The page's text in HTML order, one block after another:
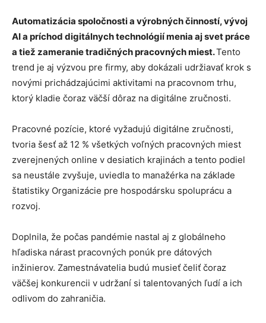
Automatizácia spoločnosti a výrobných činností, vývoj
AI a príchod digitálnych technológií menia aj svet práce
a tiež zameranie tradičných pracovných miest.Tento
trend je aj výzvou pre firmy, aby dokázali udržiavať krok s
novými prichádzajúcimi aktivitami na pracovnom trhu,
ktorý kladie čoraz väčší dôraz na digitálne zručnosti.
Pracovné pozície, ktoré vyžadujú digitálne zručnosti,
tvoria šesť až 12 % všetkých voľných pracovných miest
zverejnených online v desiatich krajinách a tento podiel
sa neustále zvyšuje, uviedla to manažérka na základe
štatistiky Organizácie pre hospodársku spoluprácu a
rozvoj.
Doplnila, že počas pandémie nastal aj z globálneho
hľadiska nárast pracovných ponúk pre dátových
inžinierov. Zamestnávatelia budú musieť čeliť čoraz
väčšej konkurencii v udržaní si talentovaných ľudí a ich
odlivom do zahraničia.